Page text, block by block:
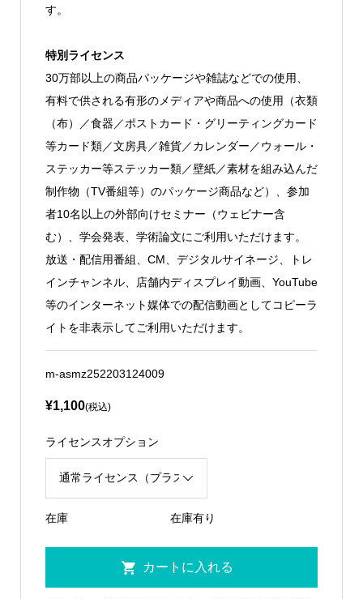
す。
特別ライセンス
30万部以上の商品パッケージや雑誌などでの使用、
有料で供される有形のメディアや商品への使用（衣類
（布）／食器／ポストカード・グリーティングカード
等カード類／文房具／雑貨／カレンダー／ウォール・
ステッカー等ステッカー類／壁紙／素材を組み込んだ
制作物（TV番組等）のパッケージ商品など）、参加
者10名以上の外部向けセミナー（ウェビナー含
む）、学会発表、学術論文にご利用いただけます。
放送・配信用番組、CM、デジタルサイネージ、トレ
インチャンネル、店舗内ディスプレイ動画、YouTube
等のインターネット媒体での配信動画としてコピーラ
イトを非表示してご利用いただけます。
m-asmz252203124009
¥1,100(税込)
ライセンスオプション
在庫 在庫有り